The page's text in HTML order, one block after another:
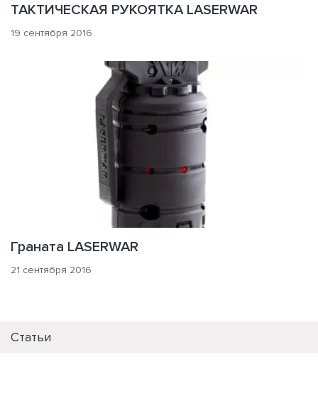
ТАКТИЧЕСКАЯ РУКОЯТКА LASERWAR
19 сентября 2016
Граната LASERWAR
21 сентября 2016
Статьи